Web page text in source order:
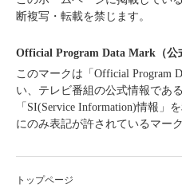
断複写・転載を禁じます。
Official Program Data Mark（公
このマークは「Official Program
い、テレビ番組の公式情報である
「SI(Service Information)情報」
にのみ表記が許されているマーク
トップページ